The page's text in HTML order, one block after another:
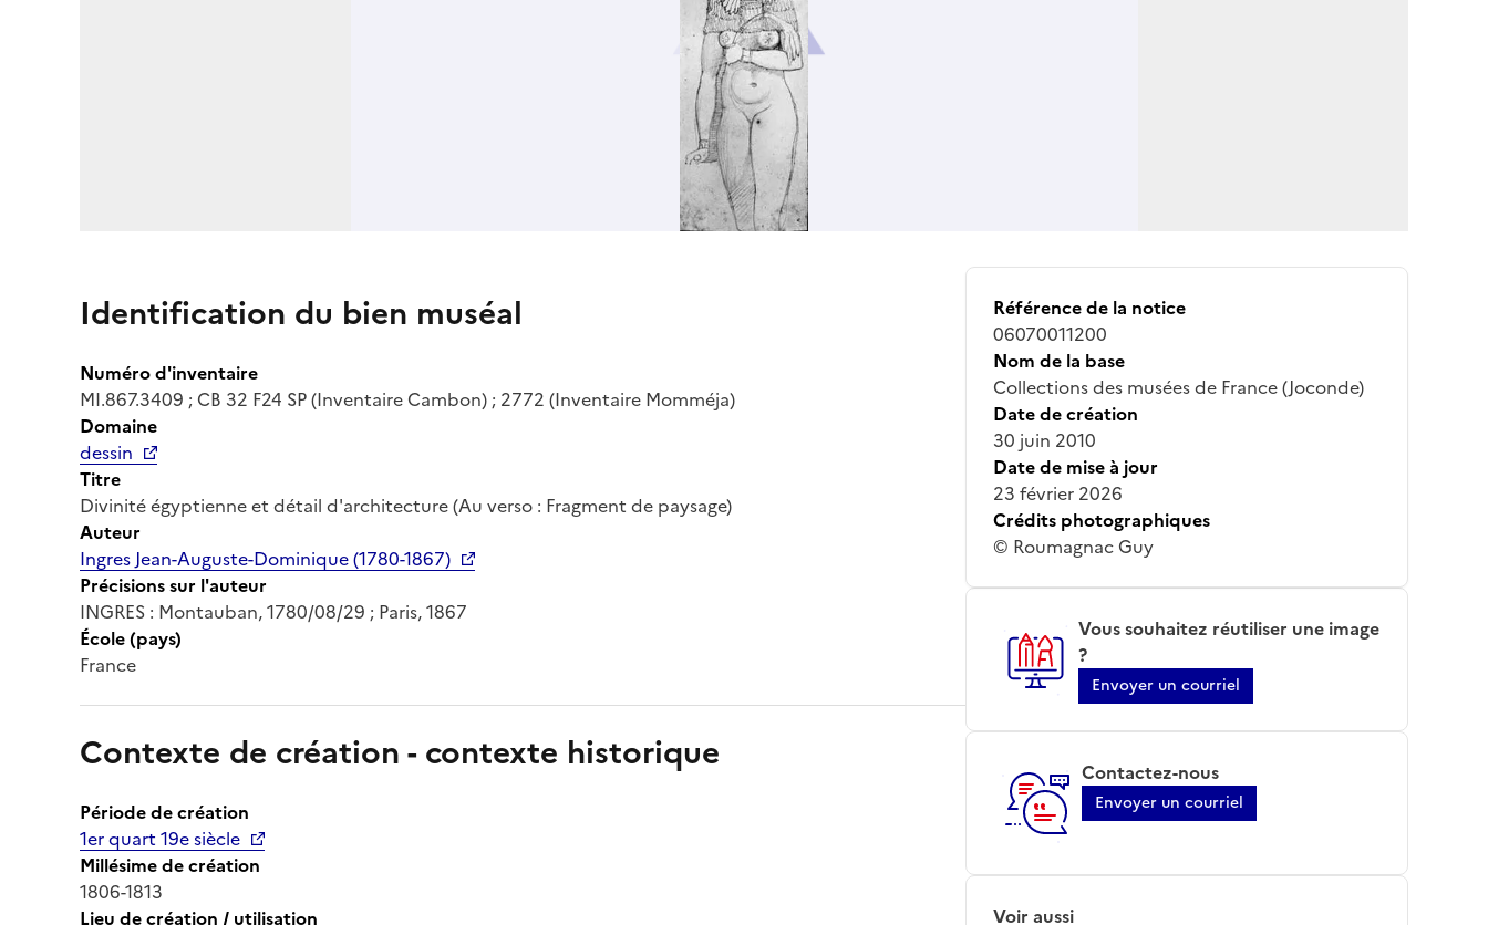
Identification du bien muséal
Numéro d'inventaire
MI.867.3409 ; CB 32 F24 SP (Inventaire Cambon) ; 2772 (Inventaire Momméja)
Domaine
dessin
Titre
Divinité égyptienne et détail d'architecture (Au verso : Fragment de paysage)
Auteur
Ingres Jean-Auguste-Dominique (1780-1867)
Précisions sur l'auteur
INGRES : Montauban, 1780/08/29 ; Paris, 1867
École (pays)
France
Contexte de création - contexte historique
Période de création
1er quart 19e siècle
Millésime de création
1806-1813
Lieu de création / utilisation
Référence de la notice
06070011200
Nom de la base
Collections des musées de France (Joconde)
Date de création
30 juin 2010
Date de mise à jour
23 février 2026
Crédits photographiques
© Roumagnac Guy
Vous souhaitez réutiliser une image
?
Envoyer un courriel
Contactez-nous
Envoyer un courriel
Voir aussi